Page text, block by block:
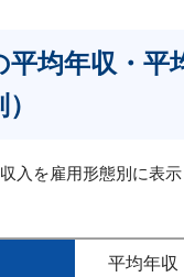
平均年収・平
入を雇用形態別に表
平均年